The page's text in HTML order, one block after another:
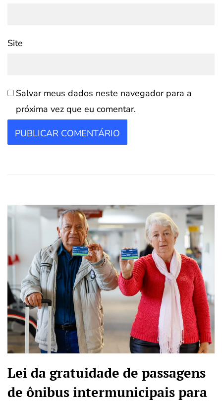
Site
Salvar meus dados neste navegador para a
próxima vez que eu comentar.
Lei da gratuidade de passagens
de ônibus intermunicipais para